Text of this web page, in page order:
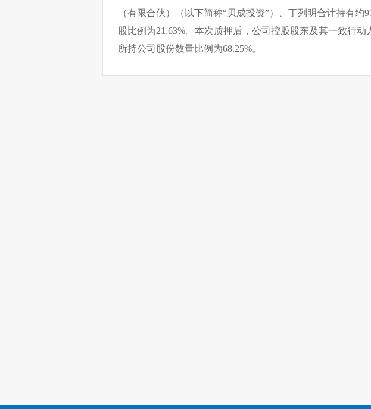
（有限合伙）（以下简称“贝成投资”）、丁列明合计持有约
股比例为21.63%。本次质押后，公司控股股东及其一致行
所持公司股份数量比例为68.25%。